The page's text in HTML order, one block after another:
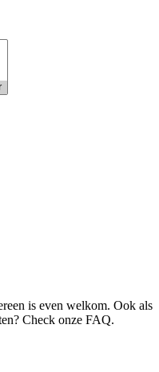
is even welkom. Ook als
Check onze FAQ.